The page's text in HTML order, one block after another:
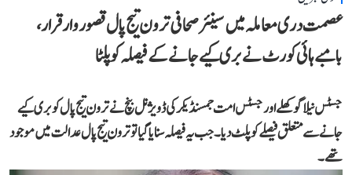
عصمت دری معاملہ میں سینئر صحافی ترون تیج پال قصوروار قرار،
بامبے ہائی کورٹ نے بری کیے جانے کے فیصلہ کو پلٹا
جسٹس نیلا گوکھلے اور جسٹس امت جمسنڈیکر کی ڈویژنل بنچ نے ترون تیج پال کو بری کیے
جانے سے متعلق فیصلے کو پلٹ دیا۔ جب یہ فیصلہ سنایا گیا تو ترون تیج پال عدالت میں موجود
تھے۔